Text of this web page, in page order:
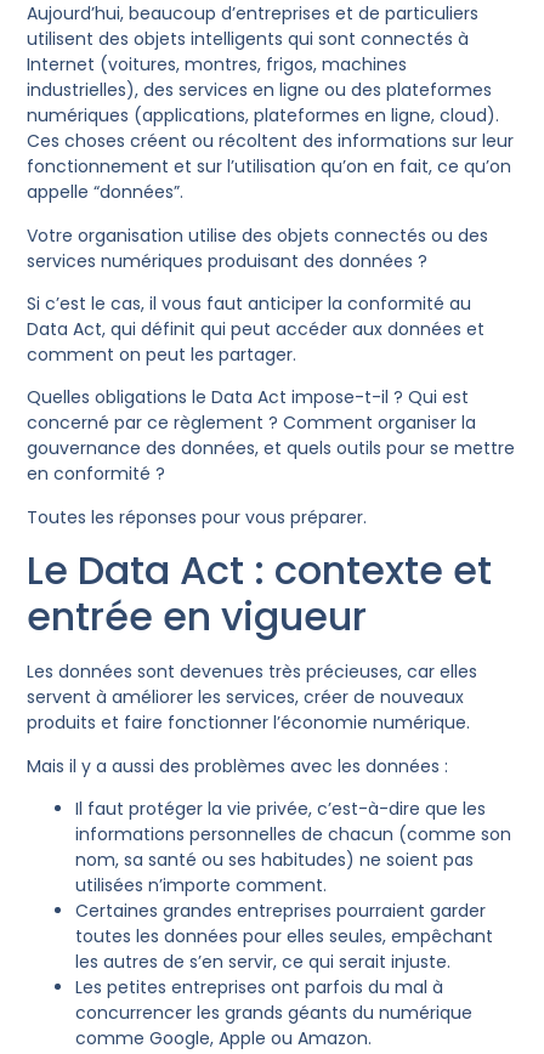
Aujourd’hui, beaucoup d’entreprises et de particuliers
utilisent des objets intelligents qui sont connectés à
Internet (voitures, montres, frigos, machines
industrielles), des services en ligne ou des plateformes
numériques (applications, plateformes en ligne, cloud).
Ces choses créent ou récoltent des informations sur leur
fonctionnement et sur l’utilisation qu’on en fait, ce qu’on
appelle “données”.
Votre organisation utilise des objets connectés ou des
services numériques produisant des données ?
Si c’est le cas, il vous faut anticiper la conformité au
Data Act, qui définit qui peut accéder aux données et
comment on peut les partager.
Quelles obligations le Data Act impose-t-il ? Qui est
concerné par ce règlement ? Comment organiser la
gouvernance des données, et quels outils pour se mettre
en conformité ?
Toutes les réponses pour vous préparer.
Le Data Act : contexte et
entrée en vigueur
Les données sont devenues très précieuses, car elles
servent à améliorer les services, créer de nouveaux
produits et faire fonctionner l’économie numérique.
Mais il y a aussi des problèmes avec les données :
Il faut protéger la vie privée, c’est-à-dire que les
informations personnelles de chacun (comme son
nom, sa santé ou ses habitudes) ne soient pas
utilisées n’importe comment.
Certaines grandes entreprises pourraient garder
toutes les données pour elles seules, empêchant
les autres de s’en servir, ce qui serait injuste.
Les petites entreprises ont parfois du mal à
concurrencer les grands géants du numérique
comme Google, Apple ou Amazon.